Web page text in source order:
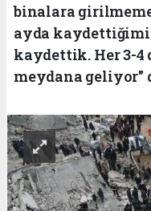
binalara
ayda kaydettiğimiz
kaydettik. Her 3-4
meydana geliyor"